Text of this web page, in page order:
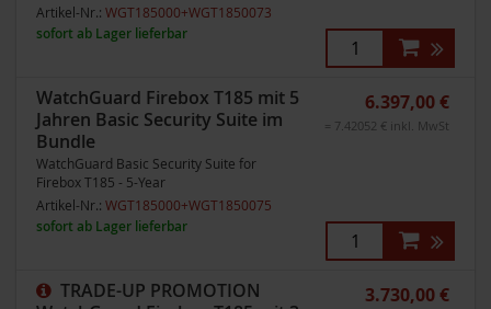
Artikel-Nr.: WGT185000+WGT1850073
sofort ab Lager lieferbar
WatchGuard Firebox T185 mit 5
Jahren Basic Security Suite im
Bundle
WatchGuard Basic Security Suite for
Firebox T185 - 5-Year
Artikel-Nr.: WGT185000+WGT1850075
sofort ab Lager lieferbar
6.397,00 €
= 7.42052 € inkl. MwSt
TRADE-UP PROMOTION
3.730,00 €